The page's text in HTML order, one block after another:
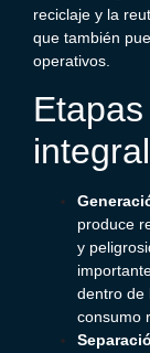
reciclaje y la
que también
operativos.
produce
y
dentro de
consumo